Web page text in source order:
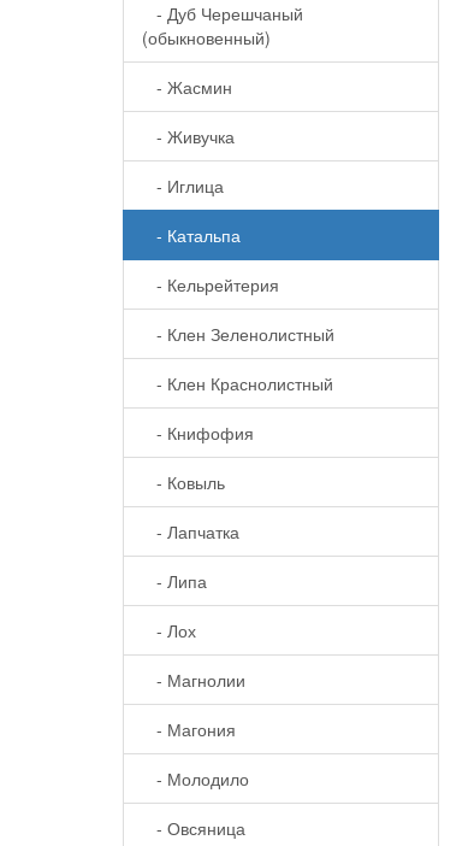
- Дуб Черешчаный
(обыкновенный)
- Жасмин
- Живучка
- Иглица
- Катальпа
- Кельрейтерия
- Клен Зеленолистный
- Клен Краснолистный
- Книфофия
- Ковыль
- Лапчатка
- Липа
- Лох
- Магнолии
- Магония
- Молодило
- Овсяница